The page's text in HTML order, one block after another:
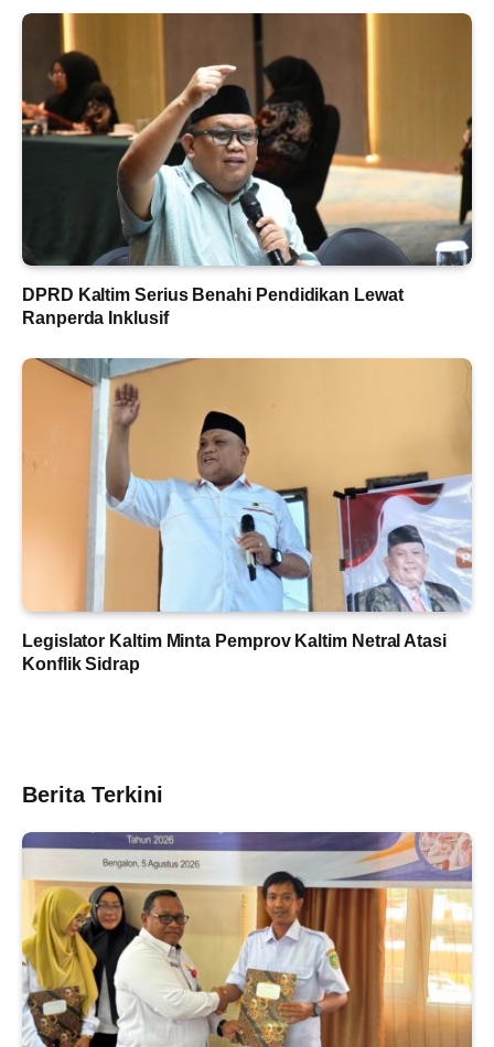
DPRD Kaltim Serius Benahi Pendidikan Lewat
Ranperda Inklusif
Legislator Kaltim Minta Pemprov Kaltim Netral Atasi
Konflik Sidrap
Berita Terkini